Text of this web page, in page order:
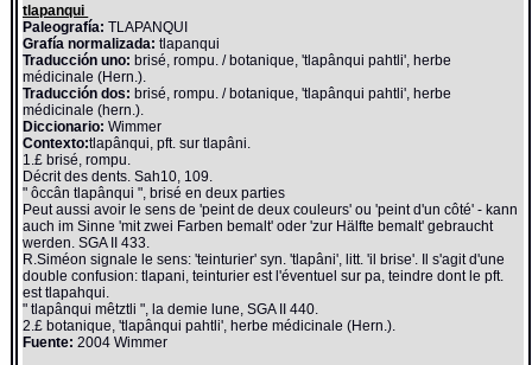
tlapanqui
Paleografía: TLAPANQUI
Grafía normalizada: tlapanqui
Traducción uno: brisé, rompu. / botanique, 'tlapânqui pahtli', herbe
médicinale (Hern.).
Traducción dos: brisé, rompu. / botanique, 'tlapânqui pahtli', herbe
médicinale (hern.).
Diccionario:Wimmer
Contexto:tlapânqui, pft. sur tlapâni.
1.£ brisé, rompu.
Décrit des dents. Sah10, 109.
" ôccân tlapânqui ", brisé en deux parties
Peut aussi avoir le sens de 'peint de deux couleurs' ou 'peint d'un côté' - kann
auch im Sinne 'mit zwei Farben bemalt' oder 'zur Hälfte bemalt' gebraucht
werden. SGA II 433.
R.Siméon signale le sens: 'teinturier' syn. 'tlapâni', litt. 'il brise'. Il s'agit d'une
double confusion: tlapani, teinturier est l'éventuel sur pa, teindre dont le pft.
est tlapahqui.
" tlapânqui mêtztli ", la demie lune, SGA II 440.
2.£ botanique, 'tlapânqui pahtli', herbe médicinale (Hern.).
Fuente: 2004 Wimmer